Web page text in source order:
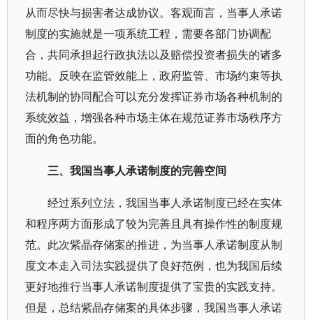
从而尽快与损害者达成协议。客观而言，当事人承诺
制度的实施就是一项系统工程，需要各部门协调配
合，共同承担起行政执法以及赔偿投资者损失的诸多
功能。反映在监管效能上，政府监管、市场约束等执
法机制的协同配合可以充分发挥证券市场各种机制的
系统效益，增强各种市场主体在规范证券市场秩序方
面的角色功能。
三、我国当事人承诺制度的完善空间
经过系列立法，我国当事人承诺制度已经在实体
和程序两方面形成了较为完善且具有操作性的制度规
范。此次紫晶存储案的推进，为当事人承诺制度从制
度文本走入司法实践提供了良好范例，也为我国后续
更好地推行当事人承诺制度提供了宝贵的实践支持。
但是，总结紫晶存储案的具体步骤，我国当事人承诺